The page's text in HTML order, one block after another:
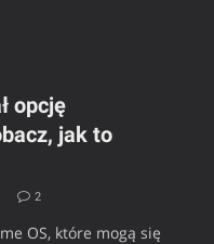
opcję
jak to
2
OS, które mogą się